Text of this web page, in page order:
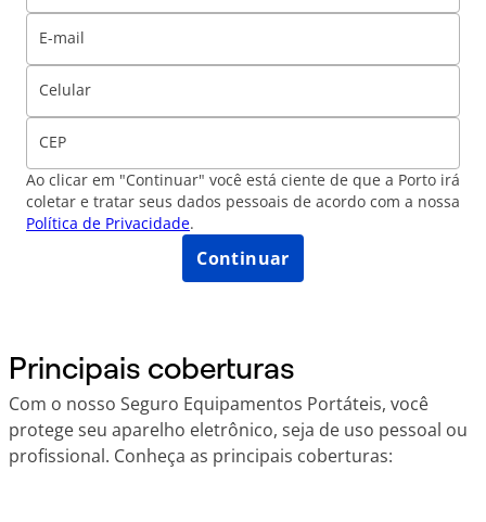
E-mail
Celular
CEP
Ao clicar em "Continuar" você está ciente de que a Porto irá
coletar e tratar seus dados pessoais de acordo com a nossa
Política de Privacidade.
Continuar
Principais coberturas
Com o nosso Seguro Equipamentos Portáteis, você
protege seu aparelho eletrônico, seja de uso pessoal ou
profissional. Conheça as principais coberturas: